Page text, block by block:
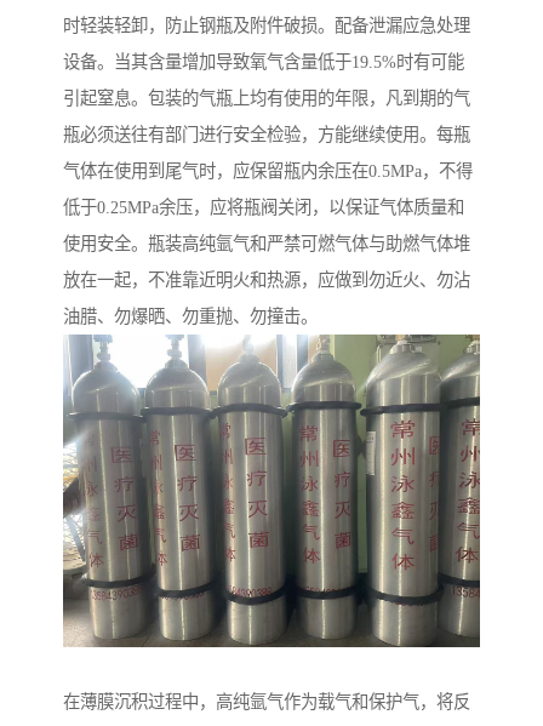
时轻装轻卸，防止钢瓶及附件破损。配备泄漏应急处理
设备。当其含量增加导致氧气含量低于19.5%时有可能
引起窒息。包装的气瓶上均有使用的年限，凡到期的气
瓶必须送往有部门进行安全检验，方能继续使用。每瓶
气体在使用到尾气时，应保留瓶内余压在0.5MPa，不得
低于0.25MPa余压，应将瓶阀关闭，以保证气体质量和
使用安全。瓶装高纯氩气和严禁可燃气体与助燃气体堆
放在一起，不准靠近明火和热源，应做到勿近火、勿沾
油腊、勿爆晒、勿重抛、勿撞击。
在薄膜沉积过程中，高纯氩气作为载气和保护气，将反